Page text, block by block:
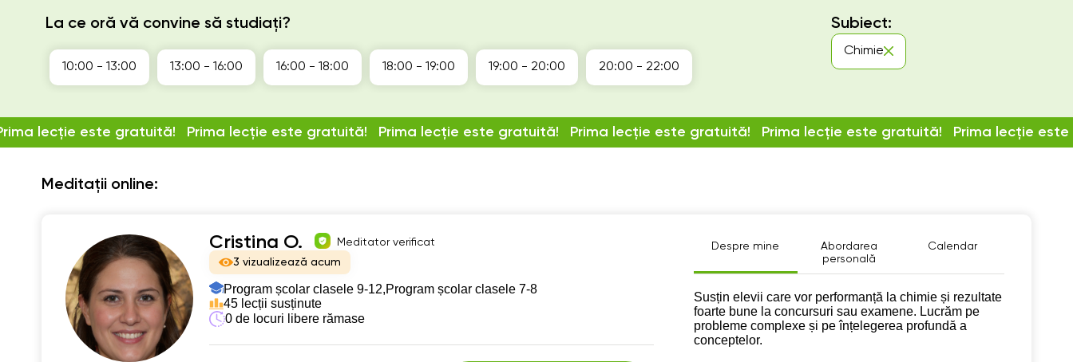
Meditații online:
Cristina O.
Meditator verificat
3 vizualizează acum
Program școlar clasele 9-12,Program școlar clasele 7-8
45 lecții susținute
0 de locuri libere rămase
Despre mine
Abordarea
personală
Calendar
Despre mine
Susțin elevii care vor performanță la chimie și rezultate
foarte bune la concursuri sau examene. Lucrăm pe
probleme complexe și pe înțelegerea profundă a
conceptelor.
lecție este gratuită! Prima lecție este gratuită! Prima lecție este gratuită! Prima lecție este gratuită! Prima lecție este gratuită! Prima lecție
La ce oră vă convine să studiați?
10:00 - 13:00 13:00 - 16:00 16:00 - 18:00 18:00 - 19:00 19:00 - 20:00 20:00 - 22:00
Subiect:
Chimie